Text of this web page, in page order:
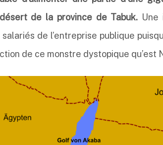
de la province de Tabuk. Une
de l’entreprise publique
de ce monstre dystopique qu’est